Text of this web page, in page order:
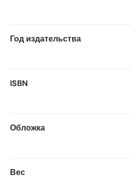
Год издательства
ISBN
Обложка
Вес